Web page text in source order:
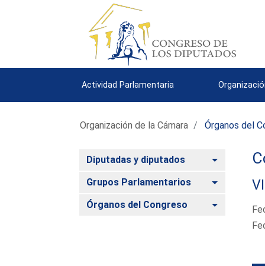
Actividad Parlamentaria
Organización de la Cámara Órganos del
Diputadas y diputados Alternar
Grupos Parlamentarios Alternar
Órganos del Congreso Alternar